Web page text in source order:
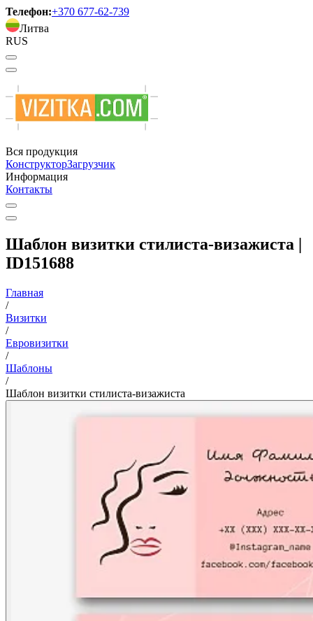
Телефон:+370 677-62-739
Литва
RUS
Вся продукция
КонструкторЗагрузчик
Информация
Контакты
Шаблон визитки стилиста-визажиста |
ID151688
Главная
/
Визитки
/
Евровизитки
/
Шаблоны
/
Шаблон визитки стилиста-визажиста